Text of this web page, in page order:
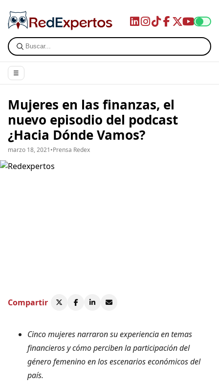
☰
Mujeres en las finanzas, el
nuevo episodio del podcast
¿Hacia Dónde Vamos?
marzo 18, 2021•Prensa Redex
Compartir
Cinco mujeres narraron su experiencia en temas
financieros y cómo perciben la participación del
género femenino en los escenarios económicos del
país.